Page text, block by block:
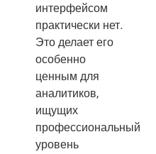
интерфейсом
практически нет.
Это делает его
особенно
ценным для
аналитиков,
ищущих
профессиональный
уровень